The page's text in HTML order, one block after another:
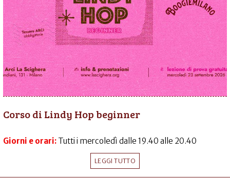
Corso di Lindy Hop beginner
Giorni e orari: Tutti i mercoledì dalle 19.40 alle 20.40
LEGGI TUTTO